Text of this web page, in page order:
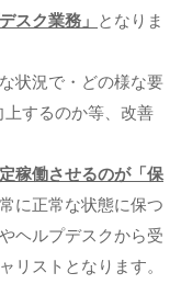
スク業務」 となりま
状況で・どの様な要
上するのか等、改善
稼働させるのが「保
に正常な状態に保つ
ヘルプデスクから受
リストとなります。